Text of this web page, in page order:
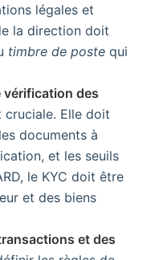
légales et
la direction doit
timbre de poste qui
vérification des
Elle doit
documents à
et les seuils
le KYC doit être
et des biens
et des